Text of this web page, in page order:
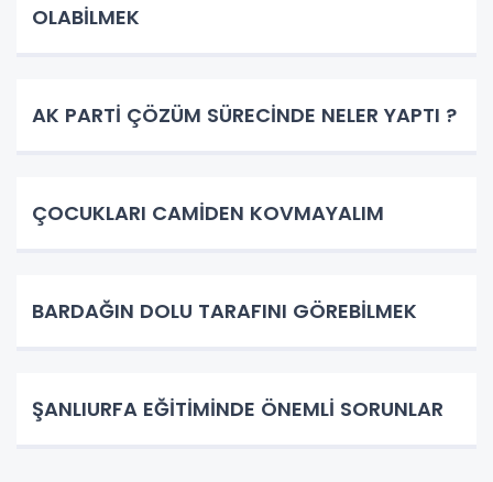
OLABİLMEK
AK PARTİ ÇÖZÜM SÜRECİNDE NELER YAPTI ?
ÇOCUKLARI CAMİDEN KOVMAYALIM
BARDAĞIN DOLU TARAFINI GÖREBİLMEK
ŞANLIURFA EĞİTİMİNDE ÖNEMLİ SORUNLAR